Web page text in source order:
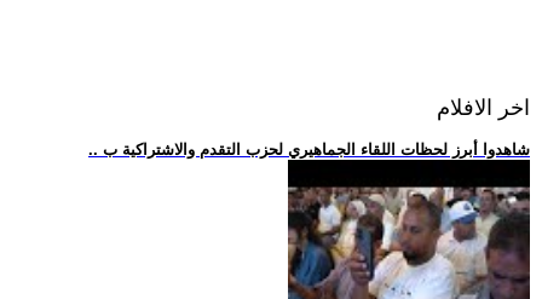
اخر الافلام
.. شاهدوا أبرز لحظات اللقاء الجماهيري لحزب التقدم والاشتراكية ب